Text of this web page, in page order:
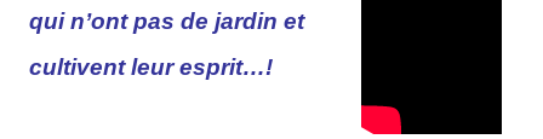
qui n’ont pas de jardin et
cultivent leur esprit…!